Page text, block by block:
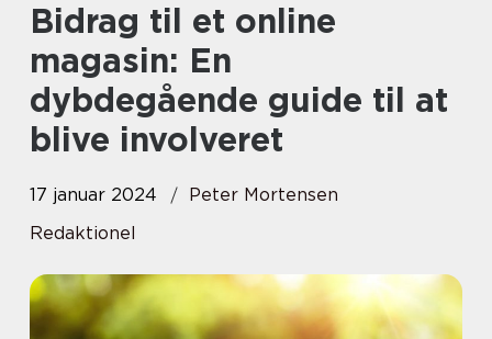
Bidrag til et online
magasin: En
dybdegående guide til at
blive involveret
17 januar 2024
Peter Mortensen
Redaktionel